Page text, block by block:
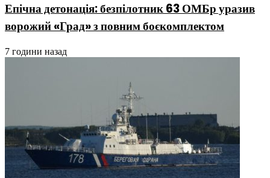
Епічна детонація: безпілотник 63 ОМБр уразив
ворожий «Град» з повним боєкомплектом
7 години назад